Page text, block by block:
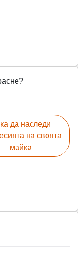
да наследи
на своята
майка